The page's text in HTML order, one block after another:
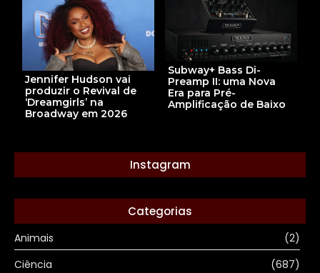
Subway+ Bass Di-
Preamp II: uma Nova
Era para Pré-
Amplificação de Baixo
Jennifer Hudson vai
produzir o Revival de
‘Dreamgirls’ na
Broadway em 2026
Instagram
Categorias
Animais
(2)
Ciência
(687)